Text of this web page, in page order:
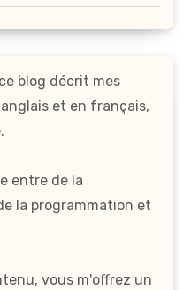
blog décrit mes
et en français,
entre de la
la programmation et
vous m'offrez un